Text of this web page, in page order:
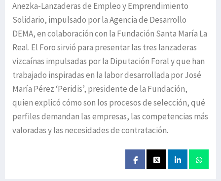
Anezka-Lanzaderas de Empleo y Emprendimiento
Solidario, impulsado por la Agencia de Desarrollo
DEMA, en colaboración con la Fundación Santa María La
Real. El Foro sirvió para presentar las tres lanzaderas
vizcaínas impulsadas por la Diputación Foral y que han
trabajado inspiradas en la labor desarrollada por José
María Pérez ‘Peridis’, presidente de la Fundación,
quien explicó cómo son los procesos de selección, qué
perfiles demandan las empresas, las competencias más
valoradas y las necesidades de contratación.